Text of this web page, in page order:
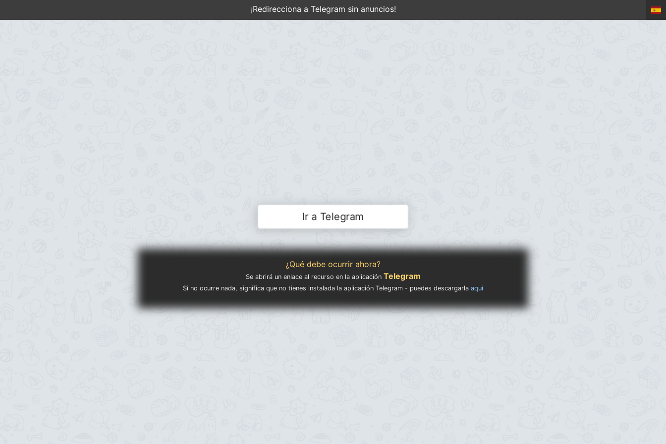
¡Redirecciona a Telegram sin anuncios!
Ir a Telegram
¿Qué debe ocurrir ahora?
Se abrirá un enlace al recurso en la aplicación Telegram
Si no ocurre nada, significa que no tienes instalada la aplicación Telegram - puedes descargarla aquí